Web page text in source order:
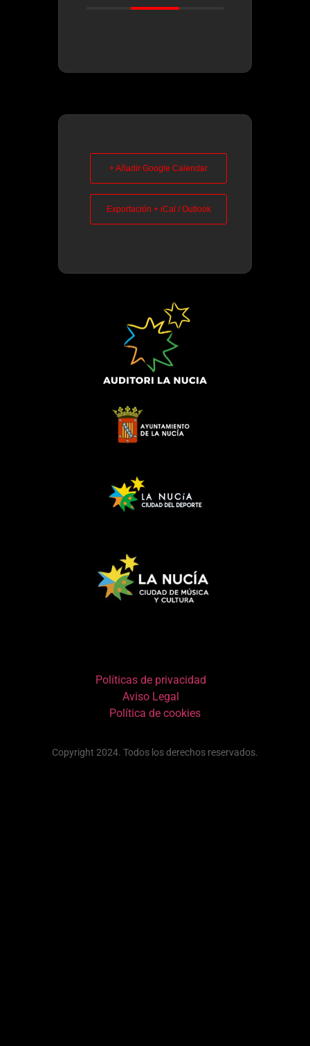
+ Añadir Google Calendar
Exportación + iCal / Outlook
Políticas de privacidad
Aviso Legal
Política de cookies
Copyright 2024. Todos los derechos reservados.